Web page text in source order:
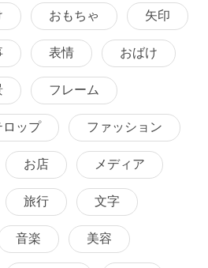
おもちゃ 矢印
表情 おばけ
フレーム
ロップ ファッション
お店 メディア
旅行 文字
音楽 美容